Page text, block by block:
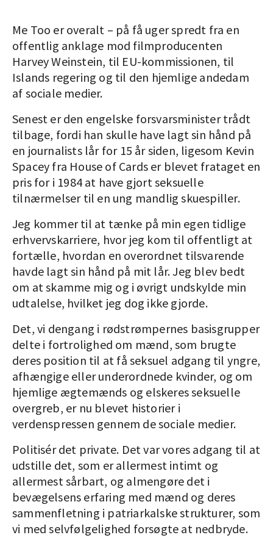
Me Too er overalt – på få uger spredt fra en
offentlig anklage mod filmproducenten
Harvey Weinstein, til EU-kommissionen, til
Islands regering og til den hjemlige andedam
af sociale medier.
Senest er den engelske forsvarsminister trådt
tilbage, fordi han skulle have lagt sin hånd på
en journalists lår for 15 år siden, ligesom Kevin
Spacey fra House of Cards er blevet frataget en
pris for i 1984 at have gjort seksuelle
tilnærmelser til en ung mandlig skuespiller.
Jeg kommer til at tænke på min egen tidlige
erhvervskarriere, hvor jeg kom til offentligt at
fortælle, hvordan en overordnet tilsvarende
havde lagt sin hånd på mit lår. Jeg blev bedt
om at skamme mig og i øvrigt undskylde min
udtalelse, hvilket jeg dog ikke gjorde.
Det, vi dengang i rødstrømpernes basisgrupper
delte i fortrolighed om mænd, som brugte
deres position til at få seksuel adgang til yngre,
afhængige eller underordnede kvinder, og om
hjemlige ægtemænds og elskeres seksuelle
overgreb, er nu blevet historier i
verdenspressen gennem de sociale medier.
Politisér det private. Det var vores adgang til at
udstille det, som er allermest intimt og
allermest sårbart, og almengøre det i
bevægelsens erfaring med mænd og deres
sammenfletning i patriarkalske strukturer, som
vi med selvfølgelighed forsøgte at nedbryde.